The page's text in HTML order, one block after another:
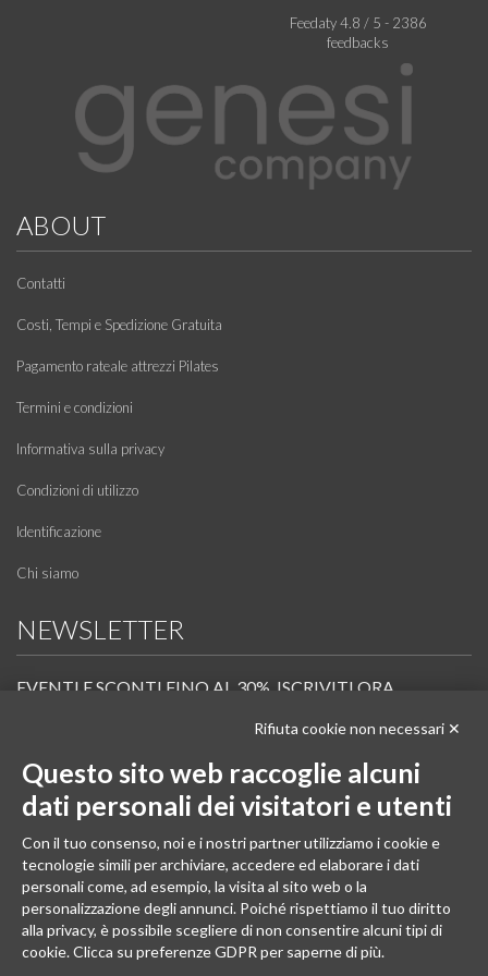
Feedaty4.8 / 5 - 2386
feedbacks
ABOUT
Contatti
Costi, Tempi e Spedizione Gratuita
Pagamento rateale attrezzi Pilates
Termini e condizioni
Informativa sulla privacy
Condizioni di utilizzo
Identificazione
Chi siamo
NEWSLETTER
EVENTI E SCONTI FINO AL 30%. ISCRIVITI ORA.
Scopri in anteprima i nuovi prodotti, le promozioni riservate ai professionisti e resta
Iscrivi alla Newsletter
SEGUICI
Rifiuta cookie non necessari ✕
Questo sito web raccoglie alcuni
dati personali dei visitatori e utenti
Con il tuo consenso, noi e i nostri partner utilizziamo i cookie e
tecnologie simili per archiviare, accedere ed elaborare i dati
personali come, ad esempio, la visita al sito web o la
personalizzazione degli annunci. Poiché rispettiamo il tuo diritto
alla privacy, è possibile scegliere di non consentire alcuni tipi di
cookie. Clicca su preferenze GDPR per saperne di più.